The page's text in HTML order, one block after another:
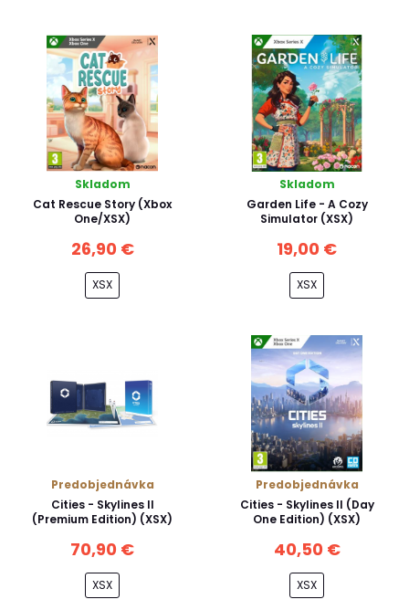
Skladom
Cat Rescue Story (Xbox
One/XSX)
26,90 €
XSX
Skladom
Garden Life - A Cozy
Simulator (XSX)
19,00 €
XSX
Predobjednávka
Cities - Skylines II
(Premium Edition) (XSX)
70,90 €
XSX
Predobjednávka
Cities - Skylines II (Day
One Edition) (XSX)
40,50 €
XSX